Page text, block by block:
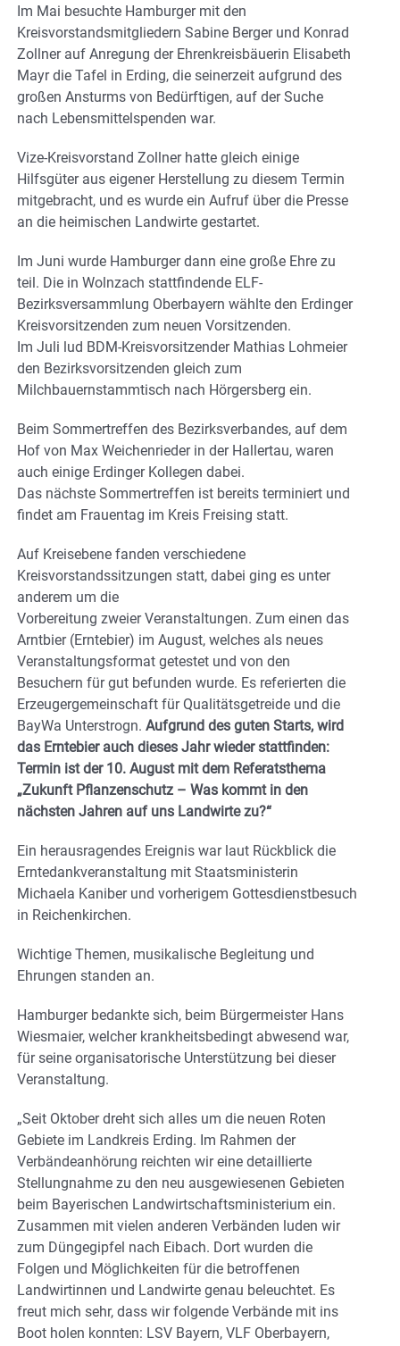
Im Mai besuchte Hamburger mit den
Kreisvorstandsmitgliedern Sabine Berger und Konrad
Zollner auf Anregung der Ehrenkreisbäuerin Elisabeth
Mayr die Tafel in Erding, die seinerzeit aufgrund des
großen Ansturms von Bedürftigen, auf der Suche
nach Lebensmittelspenden war.
Vize-Kreisvorstand Zollner hatte gleich einige
Hilfsgüter aus eigener Herstellung zu diesem Termin
mitgebracht, und es wurde ein Aufruf über die Presse
an die heimischen Landwirte gestartet.
Im Juni wurde Hamburger dann eine große Ehre zu
teil. Die in Wolnzach stattfindende ELF-
Bezirksversammlung Oberbayern wählte den Erdinger
Kreisvorsitzenden zum neuen Vorsitzenden.
Im Juli lud BDM-Kreisvorsitzender Mathias Lohmeier
den Bezirksvorsitzenden gleich zum
Milchbauernstammtisch nach Hörgersberg ein.
Beim Sommertreffen des Bezirksverbandes, auf dem
Hof von Max Weichenrieder in der Hallertau, waren
auch einige Erdinger Kollegen dabei.
Das nächste Sommertreffen ist bereits terminiert und
findet am Frauentag im Kreis Freising statt.
Auf Kreisebene fanden verschiedene
Kreisvorstandssitzungen statt, dabei ging es unter
anderem um die
Vorbereitung zweier Veranstaltungen. Zum einen das
Arntbier (Erntebier) im August, welches als neues
Veranstaltungsformat getestet und von den
Besuchern für gut befunden wurde. Es referierten die
Erzeugergemeinschaft für Qualitätsgetreide und die
BayWa Unterstrogn. Aufgrund des guten Starts, wird
das Erntebier auch dieses Jahr wieder stattfinden:
Termin ist der 10. August mit dem Referatsthema
„Zukunft Pflanzenschutz – Was kommt in den
nächsten Jahren auf uns Landwirte zu?“
Ein herausragendes Ereignis war laut Rückblick die
Erntedankveranstaltung mit Staatsministerin
Michaela Kaniber und vorherigem Gottesdienstbesuch
in Reichenkirchen.
Wichtige Themen, musikalische Begleitung und
Ehrungen standen an.
Hamburger bedankte sich, beim Bürgermeister Hans
Wiesmaier, welcher krankheitsbedingt abwesend war,
für seine organisatorische Unterstützung bei dieser
Veranstaltung.
„Seit Oktober dreht sich alles um die neuen Roten
Gebiete im Landkreis Erding. Im Rahmen der
Verbändeanhörung reichten wir eine detaillierte
Stellungnahme zu den neu ausgewiesenen Gebieten
beim Bayerischen Landwirtschaftsministerium ein.
Zusammen mit vielen anderen Verbänden luden wir
zum Düngegipfel nach Eibach. Dort wurden die
Folgen und Möglichkeiten für die betroffenen
Landwirtinnen und Landwirte genau beleuchtet. Es
freut mich sehr, dass wir folgende Verbände mit ins
Boot holen konnten: LSV Bayern, VLF Oberbayern,